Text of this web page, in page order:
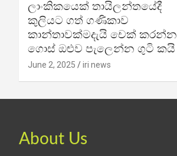
ලාංකිකයෙක් තායිලන්තයේදී
කුලියට ගත් ගණිකාව
කාන්තාවක්මදැයි චෙක් කරන්න
ගොස් ඔළුව පැලෙන්න ගුටි කයි
June 2, 2025 iri news
About Us